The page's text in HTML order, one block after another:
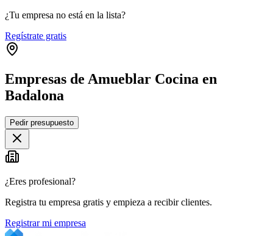
¿Tu empresa no está en la lista?
Regístrate gratis
Empresas de Amueblar Cocina en
Badalona
+
−
Pedir presupuesto
¿Eres profesional?
Registra tu empresa gratis y empieza a recibir clientes.
Registrar mi empresa